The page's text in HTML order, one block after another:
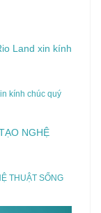
kính chúc quý
THUẬT SỐNG